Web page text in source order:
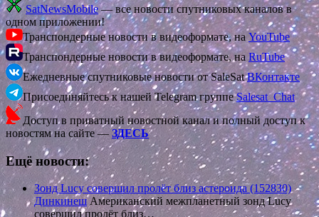
SatNewsMobile— все новости спутниковых каналов в
одном приложении!
Транспондерные новости в видеоформате, на YouTube
Транспондерные новости в видеоформате, на RuTube
Ежедневные спутниковые новости от SaleSatВКонтакте
Присоединяйтесь к нашей Telegram группеSalesat_Chat
Доступ в приватный новостной канал и полный доступ к
новостям на сайте — ЗДЕСЬ
Ещё новости:
Зонд Lucy совершил пролёт близ астероида (152830)
ДинкинешАмериканский межпланетный зонд Lucy
совершил пролёт близ…